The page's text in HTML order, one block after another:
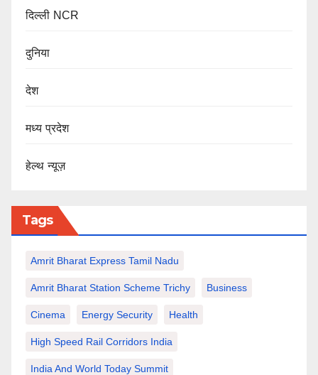
दिल्ली NCR
दुनिया
देश
मध्य प्रदेश
हेल्थ न्यूज़
Tags
Amrit Bharat Express Tamil Nadu
Amrit Bharat Station Scheme Trichy Business
Cinema Energy Security Health
High Speed Rail Corridors India
India And World Today Summit